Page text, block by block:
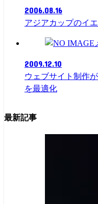
2006.08.16
アジアカップのイエ
2009.12.10
ウェブサイト制作
を最適化
最新記事